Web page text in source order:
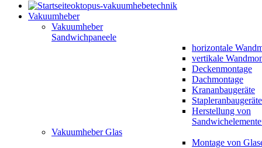
oktopus-vakuumhebetechnik
Vakuumheber
Vakuumheber
Sandwichpaneele
horizontale
vertikale
Deckenmontage
Dachmontage
Krananbaugeräte
Stapleranbaugeräte
Herstellung von
Vakuumheber Glas
Montage von